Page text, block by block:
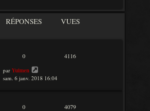
RÉPONSES
VUES
0 4116
par Yuimen
sam. 6 janv. 2018 16:04
0 4079